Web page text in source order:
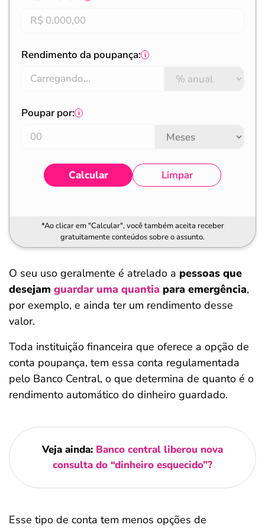
Rendimento da poupança:
Poupar por:
Calcular Limpar
*Ao clicar em "Calcular", você também aceita receber
gratuitamente conteúdos sobre o assunto.
O seu uso geralmente é atrelado a pessoas que
desejam guardar uma quantia para emergência,
por exemplo, e ainda ter um rendimento desse
valor.
Toda instituição financeira que oferece a opção de
conta poupança, tem essa conta regulamentada
pelo Banco Central, o que determina de quanto é o
rendimento automático do dinheiro guardado.
Veja ainda: Banco central liberou nova
consulta do “dinheiro esquecido”?
Esse tipo de conta tem menos opções de